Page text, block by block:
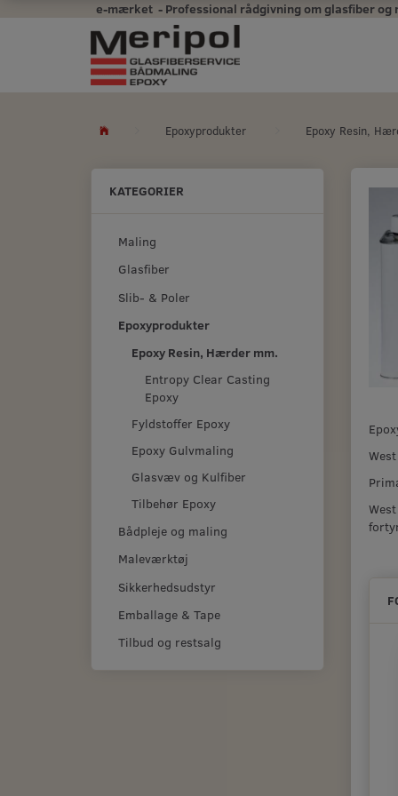
e-mærket - Professional rådgivning om glasfiber og
Epoxyprodukter Epoxy Resin,
KATEGORIER
Maling
Glasfiber
Slib- & Poler
Epoxyprodukter
Epoxy Resin, Hærder mm.
Entropy Clear Casting
Epoxy
Fyldstoffer Epoxy
Epoxy Gulvmaling
Glasvæv og Kulfiber
Tilbehør Epoxy
Bådpleje og maling
Maleværktøj
Sikkerhedsudstyr
Emballage & Tape
Tilbud og restsalg